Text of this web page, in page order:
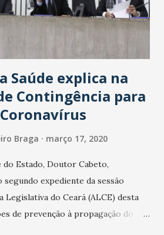
Saúde explica na
Contingência para
Braga março 17, 2020
do Estado, Doutor Cabeto,
expediente da sessão
Legislativa do Ceará (ALCE) desta
de prevenção à propagação do